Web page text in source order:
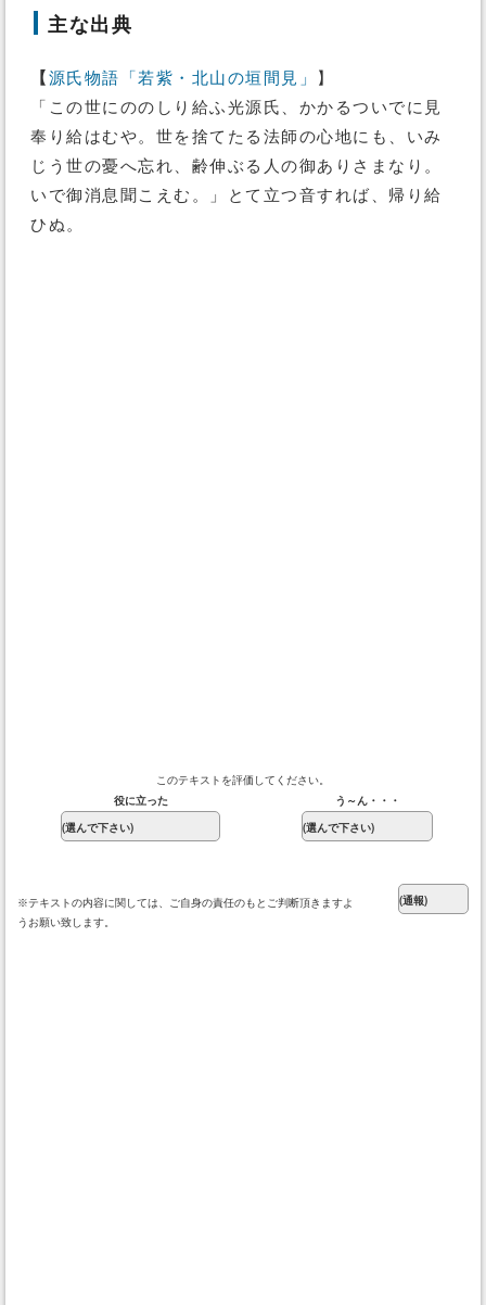
主な出典
【 源氏物語「若紫・北山の垣間見」
】
「この世にののしり給ふ光源氏、かかるついでに見
奉り給はむや。世を捨てたる法師の心地にも、いみ
じう世の憂へ忘れ、齢伸ぶる人の御ありさまなり。
いで御消息聞こえむ。」とて立つ音すれば、帰り給
ひぬ。
このテキストを評価してください。
役に立った
う～ん・・・
※テキストの内容に関しては、ご自身の責任のもとご判断頂きますよ
うお願い致します。